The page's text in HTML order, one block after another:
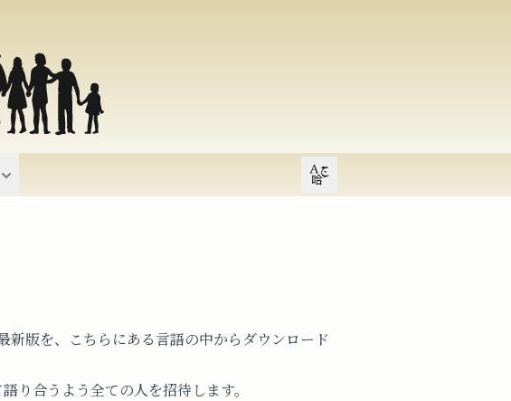
Open user menu
版を、こちらにある言語の中からダウンロード
り合うよう全ての人を招待します。